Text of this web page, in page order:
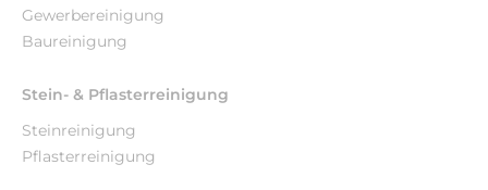
Gewerbereinigung
Baureinigung
Stein- & Pflasterreinigung
Steinreinigung
Pflasterreinigung